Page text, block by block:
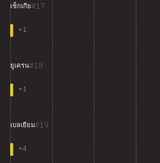
17
เช็กเกีย
+1
18
ยูเครน
+1
19
เบลเยียม
+4